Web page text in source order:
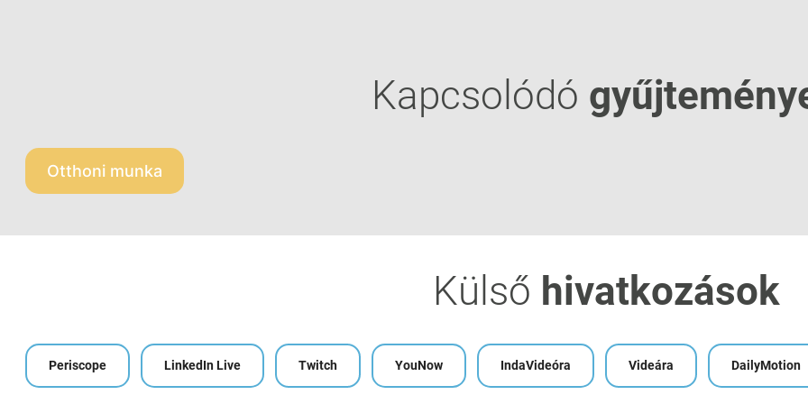
Kapcsolódó
Otthoni munka
Külső hivatkozások
Periscope LinkedIn Live Twitch YouNow IndaVideóra Videára DailyMotion